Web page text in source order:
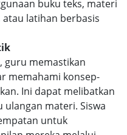
buku teks, materi
latihan berbasis
guru memastikan
memahami konsep-
Ini dapat melibatkan
ulangan materi. Siswa
untuk